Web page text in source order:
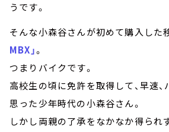
うです。
そんな小森谷さんが初めて購入した
MBX」。
つまりバイクです。
高校生の頃に免許を取得して、早速
思った少年時代の小森谷さん。
しかし両親の了承をなかなか得られ